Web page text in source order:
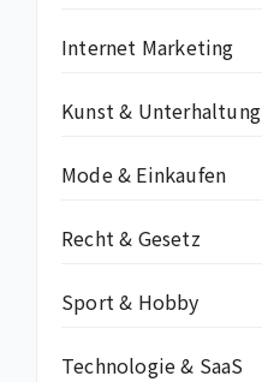
Internet Marketing
Kunst & Unterhaltung
Mode & Einkaufen
Recht & Gesetz
Sport & Hobby
Technologie & SaaS